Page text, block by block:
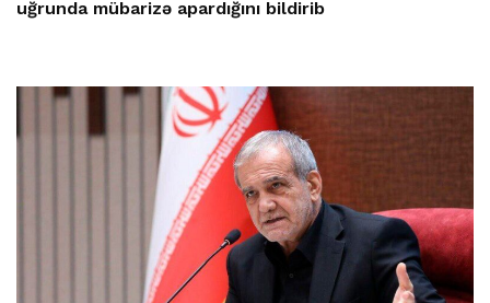
uğrunda mübarizə apardığını bildirib